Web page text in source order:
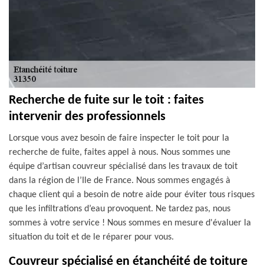
Recherche de fuite sur le toit : faites
intervenir des professionnels
Lorsque vous avez besoin de faire inspecter le toit pour la
recherche de fuite, faites appel à nous. Nous sommes une
équipe d’artisan couvreur spécialisé dans les travaux de toit
dans la région de l’Ile de France. Nous sommes engagés à
chaque client qui a besoin de notre aide pour éviter tous risques
que les infiltrations d’eau provoquent. Ne tardez pas, nous
sommes à votre service ! Nous sommes en mesure d'évaluer la
situation du toit et de le réparer pour vous.
Couvreur spécialisé en étanchéité de toiture